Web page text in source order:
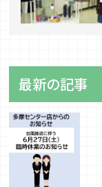
最新の記事